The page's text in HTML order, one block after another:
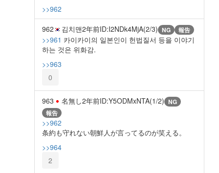
>>962
962 김치맨2年前ID:I2NDk4MjA(2/3) NG 報告
>>961 카이카이의 일본인이 헌법질서 등을 이야기
하는 것은 위화감.
>>963
0
963 名無し2年前ID:Y5ODMxNTA(1/2) NG
報告
>>962
条約も守れない朝鮮人が言ってるのが笑える。
>>964
2